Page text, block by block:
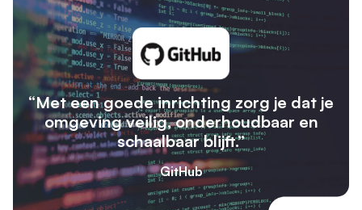
“Met een goede inrichting zorg je dat je
omgeving veilig, onderhoudbaar en
schaalbaar blijft.”
GitHub